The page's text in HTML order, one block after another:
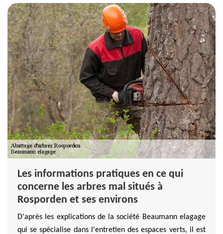
Les informations pratiques en ce qui
concerne les arbres mal situés à
Rosporden et ses environs
D'après les explications de la société Beaumann elagage
qui se spécialise dans l'entretien des espaces verts, il est